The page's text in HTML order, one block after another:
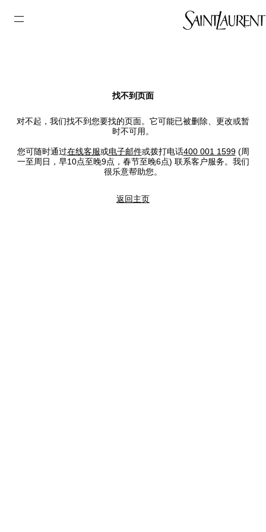
找不到页面
对不起，我们找不到您要找的页面。它可能已被删除、更改或暂
时不可用。
您可随时通过在线客服或电子邮件或拨打电话400 001 1599(周
一至周日，早10点至晚9点，春节至晚6点) 联系客户服务。我们
很乐意帮助您。
返回主页